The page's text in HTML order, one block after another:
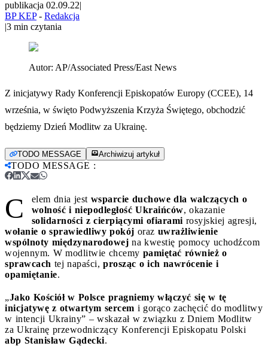
publikacja 02.09.22|
BP KEP- Redakcja
|3 min czytania
Autor: AP/Associated Press/East News
Z inicjatywy Rady Konferencji Episkopatów Europy (CCEE), 14
września, w święto Podwyższenia Krzyża Świętego, obchodzić
będziemy Dzień Modlitw za Ukrainę.
TODO MESSAGE Archiwizuj artykuł
TODO MESSAGE :
C elem dnia jest wsparcie duchowe dla walczących o
wolność i niepodległość Ukraińców, okazanie
solidarności z cierpiącymi ofiarami rosyjskiej agresji,
wołanie o sprawiedliwy pokój oraz uwrażliwienie
wspólnoty międzynarodowej na kwestię pomocy uchodźcom
wojennym. W modlitwie chcemy pamiętać również o
sprawcach tej napaści, prosząc o ich nawrócenie i
opamiętanie.
„Jako Kościół w Polsce pragniemy włączyć się w tę
inicjatywę z otwartym sercem i gorąco zachęcić do modlitwy
w intencji Ukrainy” – wskazał w związku z Dniem Modlitw
za Ukrainę przewodniczący Konferencji Episkopatu Polski
abp Stanisław Gądecki.